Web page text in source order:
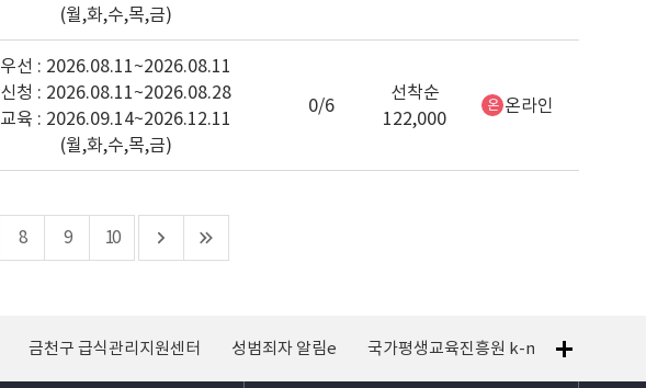
(월,화,수,목,금)
우선 : 2026.08.11~2026.08.11
신청 : 2026.08.11~2026.08.28
교육 : 2026.09.14~2026.12.11
(월,화,수,목,금)
0/6
선착순
122,000
온 온라인
8 9 10
금천구 급식관리지원센터 성범죄자 알림e 국가평생교육진흥원 k-mooc